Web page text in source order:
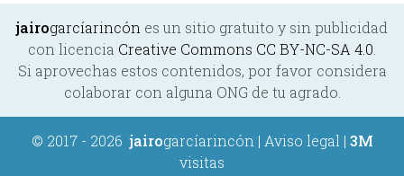
jairogarcíarincón es un sitio gratuito y sin publicidad
con licencia Creative Commons CC BY-NC-SA 4.0.
Si aprovechas estos contenidos, por favor considera
colaborar con alguna ONG de tu agrado.
© 2017 - 2026 jairogarcíarincón| Aviso legal| 3M
visitas